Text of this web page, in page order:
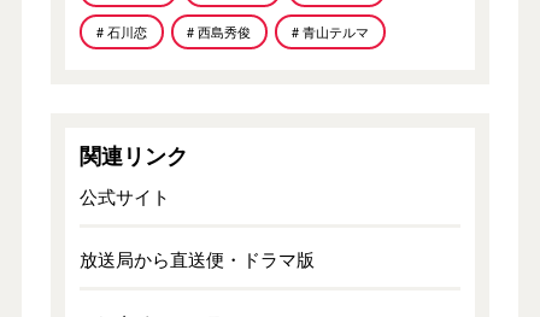
# 石川恋 # 西島秀俊 # 青山テルマ
関連リンク
公式サイト
放送局から直送便・ドラマ版